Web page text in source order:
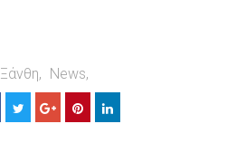
Ξάνθη, News,